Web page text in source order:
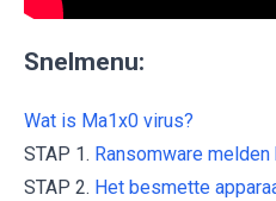
Snelmenu:
Wat is Ma1x0 virus?
STAP 1. Ransomware
STAP 2. Het besmette